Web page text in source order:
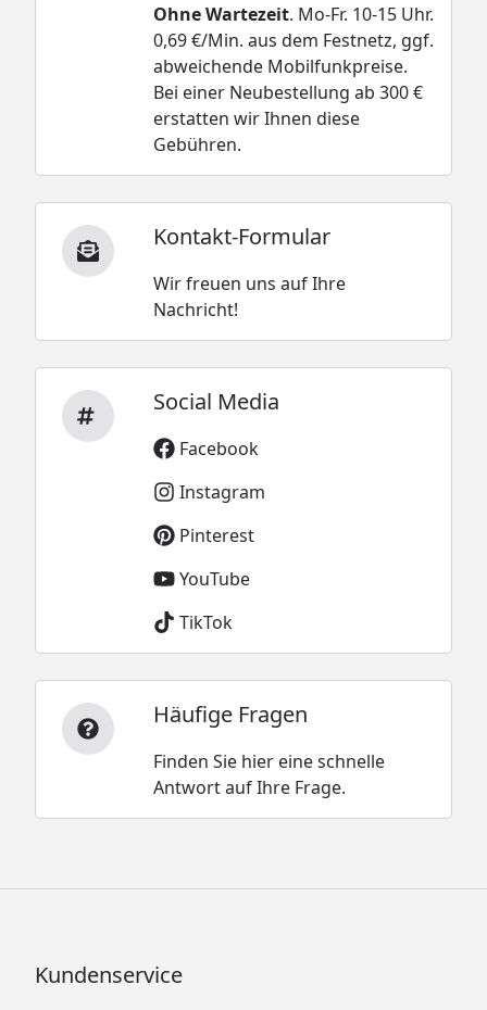
Ohne Wartezeit. Mo-Fr. 10-15 Uhr.
0,69 €/Min. aus dem Festnetz, ggf.
abweichende Mobilfunkpreise.
Bei einer Neubestellung ab 300 €
erstatten wir Ihnen diese
Gebühren.
Kontakt-Formular
Wir freuen uns auf Ihre
Nachricht!
Social Media
Facebook
Instagram
Pinterest
YouTube
TikTok
Häufige Fragen
Finden Sie hier eine schnelle
Antwort auf Ihre Frage.
Kundenservice